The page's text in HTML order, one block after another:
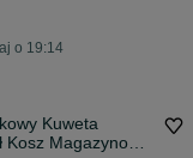
o 19:14
Kuweta
Kosz Magazynowy